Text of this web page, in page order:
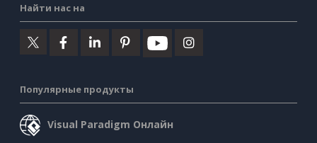
Найти нас на
Популярные продукты
Visual Paradigm Онлайн